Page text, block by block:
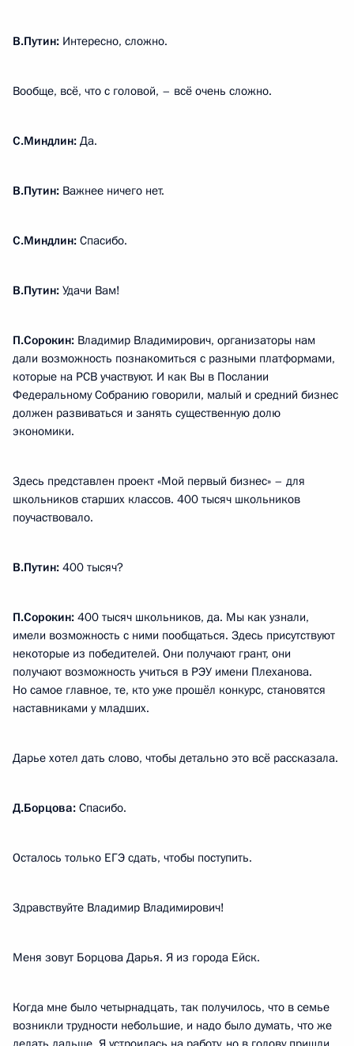
В.Путин: Интересно, сложно.
Вообще, всё, что с головой, – всё очень сложно.
С.Миндлин: Да.
В.Путин: Важнее ничего нет.
С.Миндлин: Спасибо.
В.Путин: Удачи Вам!
П.Сорокин: Владимир Владимирович, организаторы нам
дали возможность познакомиться с разными платформами,
которые на РСВ участвуют. И как Вы в Послании
Федеральному Собранию говорили, малый и средний бизнес
должен развиваться и занять существенную долю
экономики.
Здесь представлен проект «Мой первый бизнес» – для
школьников старших классов. 400 тысяч школьников
поучаствовало.
В.Путин: 400 тысяч?
П.Сорокин: 400 тысяч школьников, да. Мы как узнали,
имели возможность с ними пообщаться. Здесь присутствуют
некоторые из победителей. Они получают грант, они
получают возможность учиться в РЭУ имени Плеханова.
Но самое главное, те, кто уже прошёл конкурс, становятся
наставниками у младших.
Дарье хотел дать слово, чтобы детально это всё рассказала.
Д.Борцова: Спасибо.
Осталось только ЕГЭ сдать, чтобы поступить.
Здравствуйте Владимир Владимирович!
Меня зовут Борцова Дарья. Я из города Ейск.
Когда мне было четырнадцать, так получилось, что в семье
возникли трудности небольшие, и надо было думать, что же